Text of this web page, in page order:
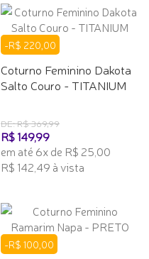
-R$ 220,00
Coturno Feminino Dakota
Salto Couro - TITANIUM
DE: R$ 369,99
R$ 149,99
em até 6x de R$ 25,00
R$ 142,49 à vista
-R$ 100,00